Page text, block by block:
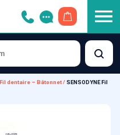
Fil dentaire – Bâtonnet/SENSODYNE Fil